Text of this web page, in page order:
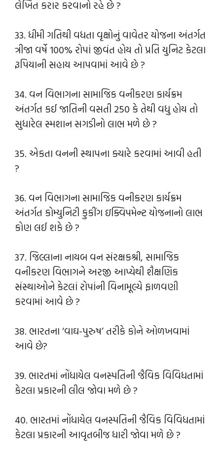
લેખિત કરાર કરવાનો રહે છે ?
33. ધીમી ગતિથી વધતા વૃક્ષોનું વાવેતર યોજના અંતર્ગત
ત્રીજા વર્ષે 100% રોપાં જીવંત હોય તો પ્રતિ યુનિટ કેટલા
રૂપિયાની સહાય આપવામાં આવે છે ?
34. વન વિભાગના સામાજિક વનીકરણ કાર્યક્રમ
અંતર્ગત કઈ જાતિની વસતી 250 કે તેથી વધુ હોય તો
સુધારેલ સ્મશાન સગડીનો લાભ મળે છે ?
35. એકતા વનની સ્થાપના ક્યારે કરવામાં આવી હતી
?
36. વન વિભાગના સામાજિક વનીકરણ કાર્યક્રમ
અંતર્ગત કોમ્યુનિટી કુકીંગ ઇક્વિપમેન્ટ યોજનાનો લાભ
કોણ લઈ શકે છે ?
37. જિલ્લાના નાયબ વન સંરક્ષકશ્રી, સામાજિક
વનીકરણ વિભાગને અરજી આપ્યેથી શૈક્ષણિક
સંસ્થાઓને કેટલાં રોપાંની વિનામૂલ્યે ફાળવણી
કરવામાં આવે છે ?
38. ભારતના ‘વાઘ-પુરુષ’ તરીકે કોને ઓળખવામાં
આવે છે?
39. ભારતમાં નોંધાયેલ વનસ્પતિની જૈવિક વિવિધતામાં
કેટલા પ્રકારની લીલ જોવા મળે છે ?
40. ભારતમાં નોંધાયેલ વનસ્પતિની જૈવિક વિવિધતામાં
કેટલા પ્રકારની આવૃતબીજ ધારી જોવા મળે છે ?